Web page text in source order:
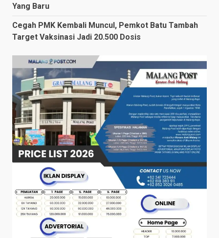
Yang Baru
Cegah PMK Kembali Muncul, Pemkot Batu Tambah
Target Vaksinasi Jadi 20.500 Dosis